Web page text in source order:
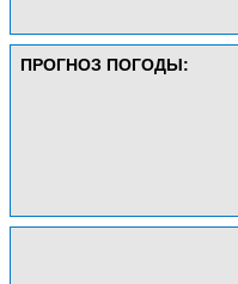
ПРОГНОЗ ПОГОДЫ: